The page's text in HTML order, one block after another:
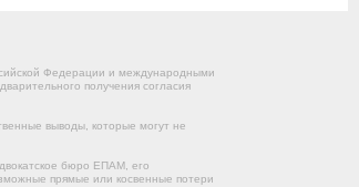
Федерации и международными
получения согласия
выводы, которые могут не
бюро ЕПАМ, его
прямые или косвенные потери